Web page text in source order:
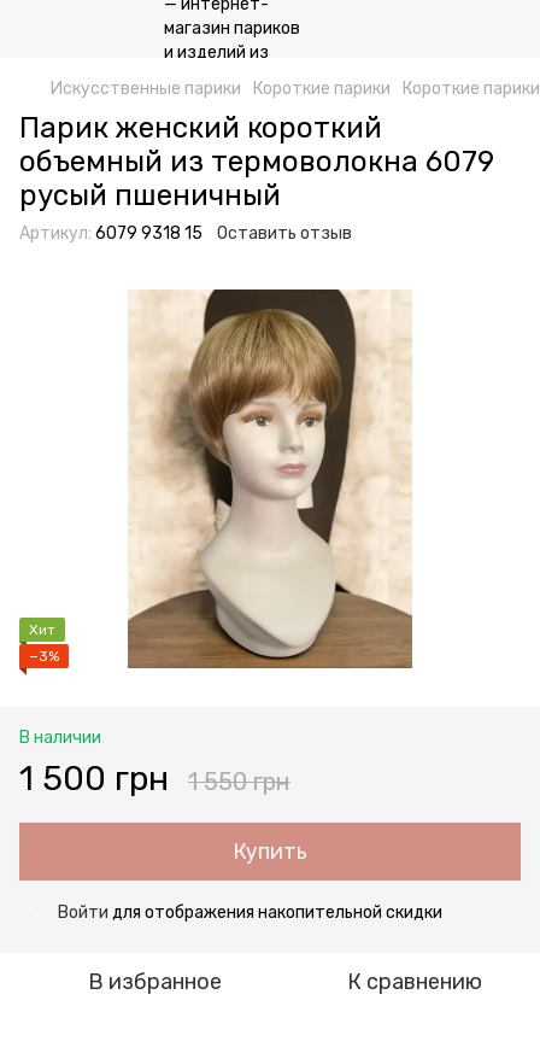
Искусственные парики Короткие парики Короткие
Парик женский короткий
объемный из термоволокна 6079
русый пшеничный
Артикул: 6079 9318 15 Оставить отзыв
Хит
−3%
В наличии
1 500 грн 1 550 грн
Купить
Войти для отображения накопительной скидки
В избранное К сравнению